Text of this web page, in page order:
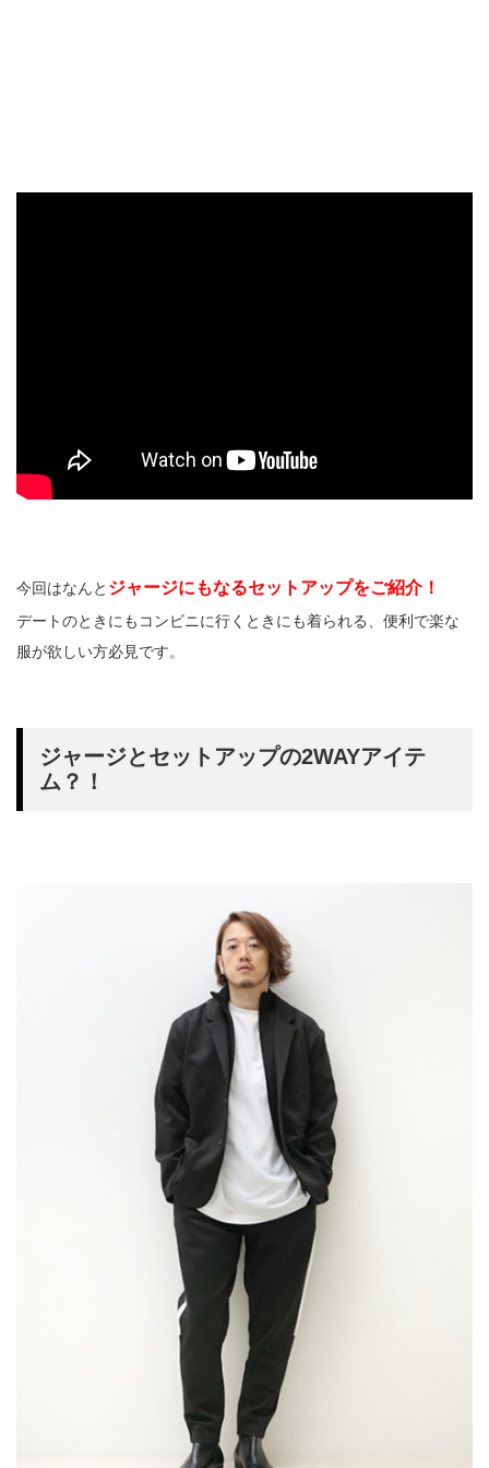
今回はなんと ジャージにもなるセットアップをご紹介！
デートのときにもコンビニに行くときにも着られる、便利で楽な
服が欲しい方必見です。
ジャージとセットアップの2WAYアイテ
ム？！